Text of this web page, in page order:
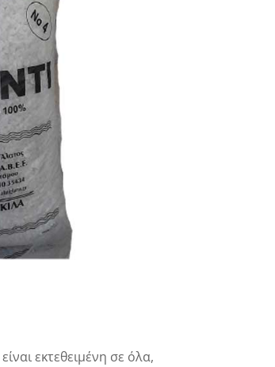
εκτεθειμένη σε όλα,